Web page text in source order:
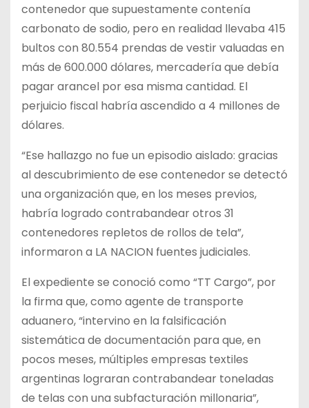
contenedor que supuestamente contenía
carbonato de sodio, pero en realidad llevaba 415
bultos con 80.554 prendas de vestir valuadas en
más de 600.000 dólares, mercadería que debía
pagar arancel por esa misma cantidad. El
perjuicio fiscal habría ascendido a 4 millones de
dólares.
“Ese hallazgo no fue un episodio aislado: gracias
al descubrimiento de ese contenedor se detectó
una organización que, en los meses previos,
habría logrado contrabandear otros 31
contenedores repletos de rollos de tela”,
informaron a LA NACION fuentes judiciales.
El expediente se conoció como “TT Cargo”, por
la firma que, como agente de transporte
aduanero, “intervino en la falsificación
sistemática de documentación para que, en
pocos meses, múltiples empresas textiles
argentinas lograran contrabandear toneladas
de telas con una subfacturación millonaria”,